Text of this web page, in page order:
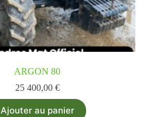
ARGON 80
25 400,00 €
Ajouter au panier